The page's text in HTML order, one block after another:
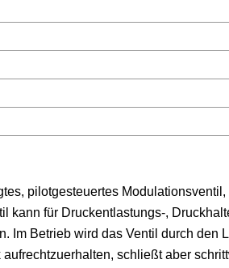
pilotgesteuertes Modulationsventil,
kann für Druckentlastungs-,
Im Betrieb wird das Ventil durch den
schließt aber